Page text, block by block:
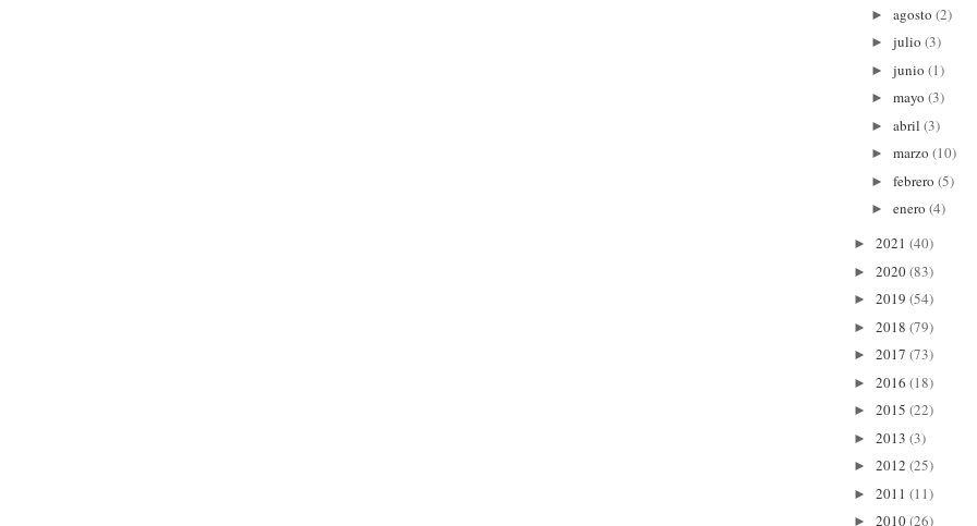
► agosto (2)
► julio (3)
► junio (1)
► mayo (3)
► abril (3)
► marzo (10)
► febrero (5)
► enero (4)
► 2021 (40)
► 2020(83)
► 2019 (54)
► 2018 (79)
► 2017 (73)
► 2016 (18)
► 2015 (22)
► 2013 (3)
► 2012 (25)
► 2011 (11)
► 2010(26)